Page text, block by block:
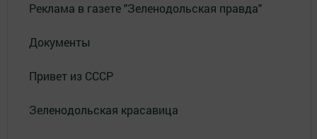
Реклама в газете "Зеленодольская правда"
Документы
Привет из СССР
Зеленодольская красавица